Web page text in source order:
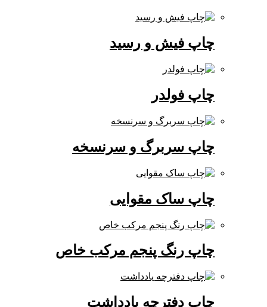
چاپ فیش و رسید
چاپ فولدر
چاپ سربرگ و سرنسخه
چاپ ساک مقوایی
چاپ رنگ پنجم مرکب خاص
چاپ دفترچه یادداشت